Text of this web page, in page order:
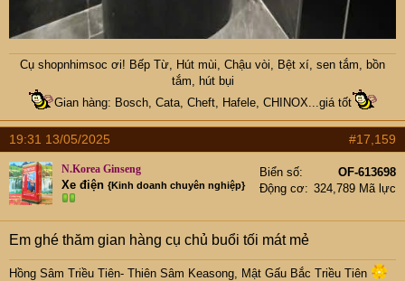
Cụ shopnhimsoc ơi! Bếp Từ, Hút mùi, Chậu vòi, Bệt xí, sen tắm, bồn
tắm, hút bụi
Gian hàng: Bosch, Cata, Cheft, Hafele, CHINOX...giá tốt
19:31 13/05/2025 #17,159
N.Korea Ginseng
Xe điện {Kinh doanh chuyên nghiệp}
Biển số
OF-613698
Động cơ
324,789 Mã lực
Em ghé thăm gian hàng cụ chủ buổi tối mát mẻ
Hồng Sâm Triều Tiên- Thiên Sâm Keasong, Mật Gấu Bắc Triều Tiên